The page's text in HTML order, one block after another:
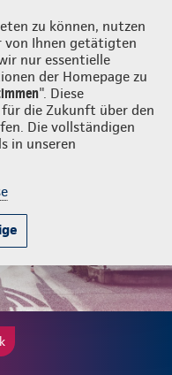
zu können, nutzen
von Ihnen getätigten
nur essentielle
der Homepage zu
". Diese
die Zukunft über den
Die vollständigen
in unseren
Login
Wissenswertes Beratung &